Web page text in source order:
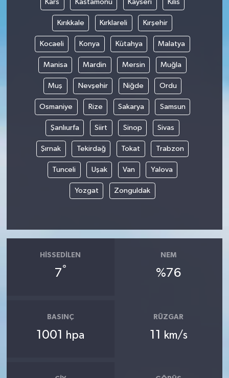
Kars Kastamonu Kayseri Kilis
Kırıkkale Kırklareli Kırşehir
Kocaeli Konya Kütahya Malatya
Manisa Mardin Mersin Muğla
Muş Nevşehir Niğde Ordu
Osmaniye Rize Sakarya Samsun
Şanlıurfa Siirt Sinop Sivas
Şırnak Tekirdağ Tokat Trabzon
Tunceli Uşak Van Yalova
Yozgat Zonguldak
HISSEDILEN
7°
NEM
%76
BASINÇ
1001 hpa
RÜZGAR
11 km/s